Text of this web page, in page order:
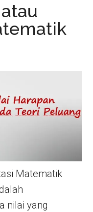
Matematik
nilai yang